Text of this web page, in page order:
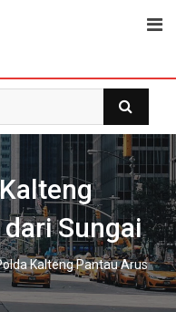
Sungai
Kalteng Pantau Arus